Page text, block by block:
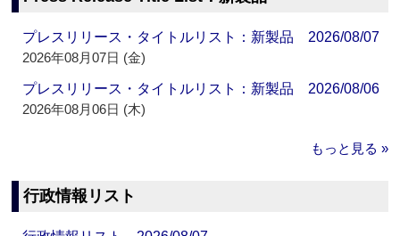
プレスリリース・タイトルリスト：新製品 2026/08/07
2026年08月07日 (金)
プレスリリース・タイトルリスト：新製品 2026/08/06
2026年08月06日 (木)
もっと見る »
行政情報リスト